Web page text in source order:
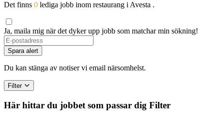
Det finns 0 lediga jobb inom restaurang i Avesta .
Ja, maila mig när det dyker upp jobb som matchar min sökning!
Spara alert
Du kan stänga av notiser vi email närsomhelst.
Filter
Här hittar du jobbet som passar dig Filter